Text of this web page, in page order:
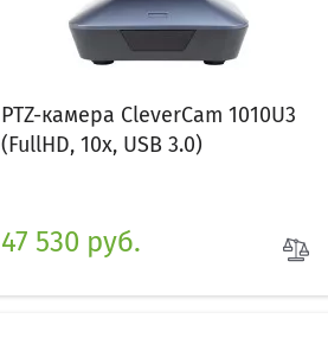
PTZ-камера CleverCam 1010U3
(FullHD, 10x, USB 3.0)
47 530 руб.